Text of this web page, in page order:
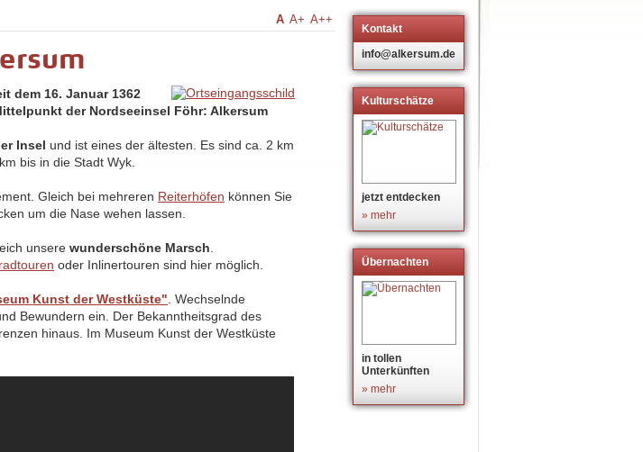
A A+ A++
dem 16. Januar 1362
der Nordseeinsel Föhr: Alkersum
Insel und ist eines der ältesten. Es sind ca. 2 km
bis in die Stadt Wyk.
Gleich bei mehreren Reiterhöfen können Sie
um die Nase wehen lassen.
unsere wunderschöne Marsch
oder Inlinertouren sind hier möglich.
Kunst der Westküste" . Wechselnde
Bewundern ein. Der Bekanntheitsgrad des
hinaus. Im Museum Kunst der Westküste
Kontakt
info@alkersum.de
Kulturschätze
jetzt entdecken
» mehr
Übernachten
in tollen
Unterkünften
» mehr